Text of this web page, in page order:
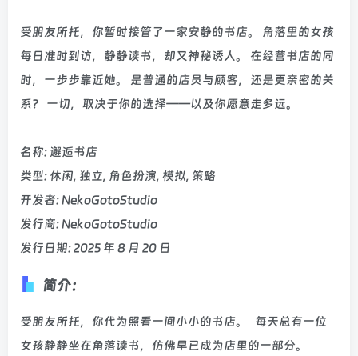
受朋友所托，你暂时接管了一家安静的书店。 角落里的女孩
每日准时到访，静静读书，却又神秘诱人。 在经营书店的同
时，一步步靠近她。 是普通的店员与顾客，还是更亲密的关
系？ 一切，取决于你的选择——以及你愿意走多远。
名称: 邂逅书店
类型: 休闲, 独立, 角色扮演, 模拟, 策略
开发者: NekoGotoStudio
发行商: NekoGotoStudio
发行日期: 2025 年 8 月 20 日
简介：
受朋友所托，你代为照看一间小小的书店。 每天总有一位
女孩静静坐在角落读书，仿佛早已成为店里的一部分。